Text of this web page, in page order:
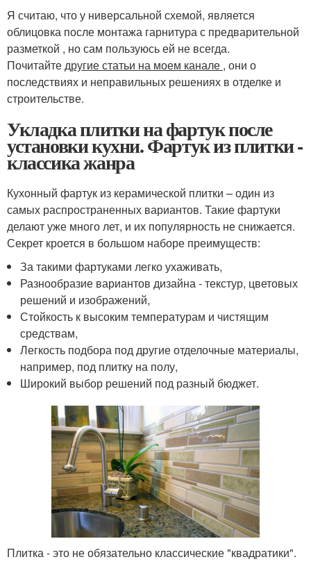
Я считаю, что у ниверсальной схемой, является
облицовка после монтажа гарнитура с предварительной
разметкой , но сам пользуюсь ей не всегда.
Почитайте другие статьи на моем канале , они о
последствиях и неправильных решениях в отделке и
строительстве.
Укладка плитки на фартук после
установки кухни. Фартук из плитки -
классика жанра
Кухонный фартук из керамической плитки – один из
самых распространенных вариантов. Такие фартуки
делают уже много лет, и их популярность не снижается.
Секрет кроется в большом наборе преимуществ:
За такими фартуками легко ухаживать,
Разнообразие вариантов дизайна - текстур, цветовых
решений и изображений,
Стойкость к высоким температурам и чистящим
средствам,
Легкость подбора под другие отделочные материалы,
например, под плитку на полу,
Широкий выбор решений под разный бюджет.
Плитка - это не обязательно классические "квадратики".